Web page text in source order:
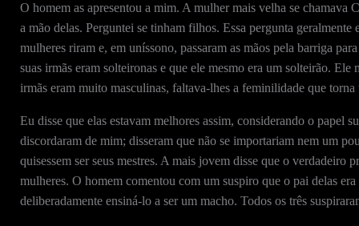
O homem as apresentou a mim. A mulher mais velha se chamava
a mão delas. Perguntei se tinham filhos. Essa pergunta
mulheres riram e, em uníssono, passaram as mãos pela barriga
suas irmãs eram solteironas e que ele mesmo era um solteirão.
irmãs eram muito masculinas, faltava-lhes a feminilidade que
Eu disse que elas estavam melhores assim, considerando o papel
discordaram de mim; disseram que não se importariam nem um
quisessem ser seus mestres. A mais jovem disse que o verdadeiro
mulheres. O homem comentou com um suspiro que o pai delas
deliberadamente ensiná-lo a ser um macho. Todos os três